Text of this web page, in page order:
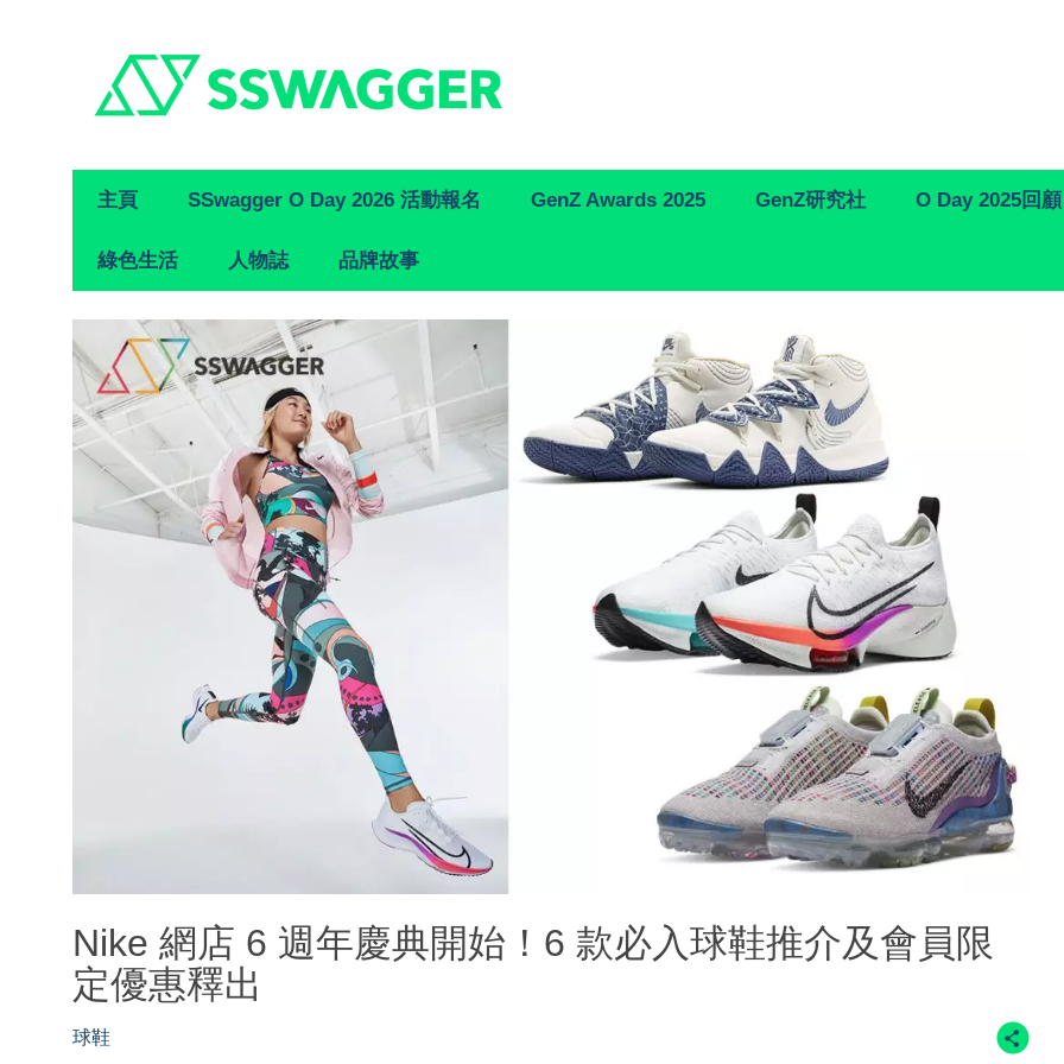
Primary
Navigation
主頁 SSwagger O Day 2026 活動報名 GenZ Awards 2025 GenZ研究社 O Day 2025回顧
綠色生活 人物誌 品牌故事
Nike 網店 6 週年慶典開始！6 款必入球鞋推介及會員限
定優惠釋出
球鞋